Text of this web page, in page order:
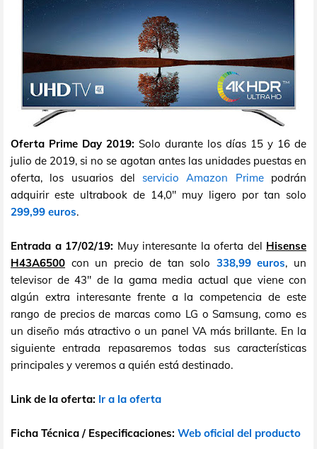
Oferta Prime Day 2019: Solo durante los días 15 y 16 de
julio de 2019, si no se agotan antes las unidades puestas en
oferta, los usuarios delservicio Amazon Primepodrán
adquirir este ultrabook de 14,0" muy ligero por tan solo
299,99 euros.
Entrada a 17/02/19: Muy interesante la oferta del Hisense
H43A6500 con un precio de tan solo 338,99 euros, un
televisor de 43" de la gama media actual que viene con
algún extra interesante frente a la competencia de este
rango de precios de marcas como LG o Samsung, como es
un diseño más atractivo o un panel VA más brillante. En la
siguiente entrada repasaremos todas sus características
principales y veremos a quién está destinado.
Link de la oferta: Ir a la oferta
Ficha Técnica / Especificaciones: Web oficial del producto